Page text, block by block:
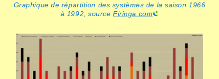
Graphique de répartition des systèmes de la saison 1966
à 1992, sourceFiringa.com